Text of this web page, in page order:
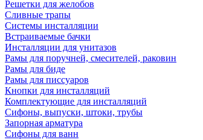
Решетки для желобов
Сливные трапы
Системы инсталляции
Встраиваемые бачки
Инсталляции для унитазов
Рамы для поручней, смесителей, раковин
Рамы для биде
Рамы для писсуаров
Кнопки для инсталляций
Комплектующие для инсталляций
Сифоны, выпуски, штоки, трубы
Запорная арматура
Сифоны для ванн